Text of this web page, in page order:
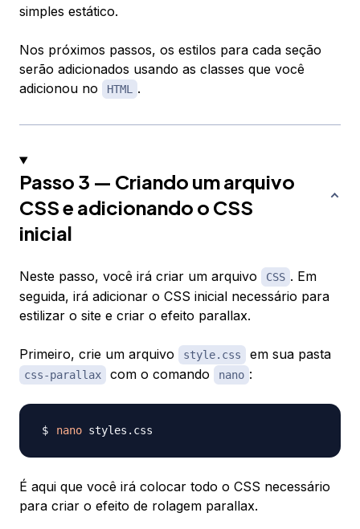
simples estático.
Nos próximos passos, os estilos para cada seção
serão adicionados usando as classes que você
adicionou no
HTML .
Passo 3 — Criando um arquivo
CSS e adicionando o CSS
inicial
Neste passo, você irá criar um arquivo CSS . Em
seguida, irá adicionar o CSS inicial necessário para
estilizar o site e criar o efeito parallax.
Primeiro, crie um arquivo style.css em sua pasta
css-parallax com o comando nano :
nano
É aqui que você irá colocar todo o CSS necessário
para criar o efeito de rolagem parallax.